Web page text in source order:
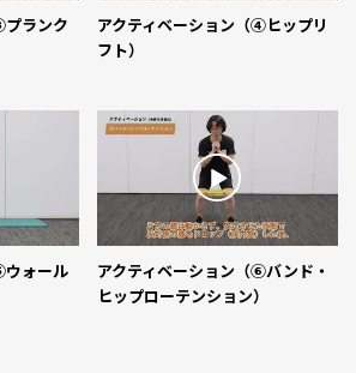
ランク
アクティベーション（④ヒップリ
フト）
ウォール
アクティベーション（⑥バンド・
ヒップローテンション）